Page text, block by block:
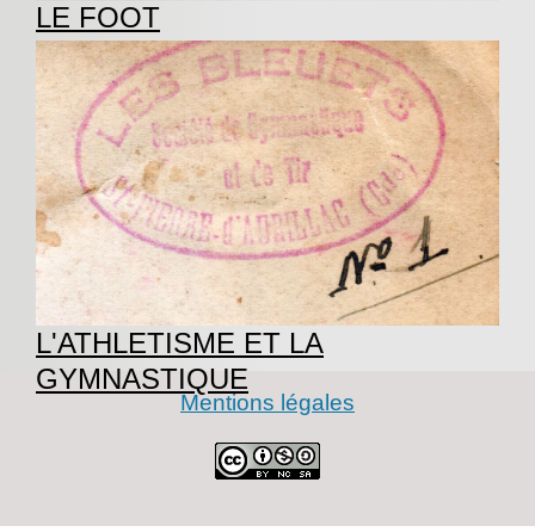
LE FOOT
L'ATHLETISME ET LA
GYMNASTIQUE
Mentions légales